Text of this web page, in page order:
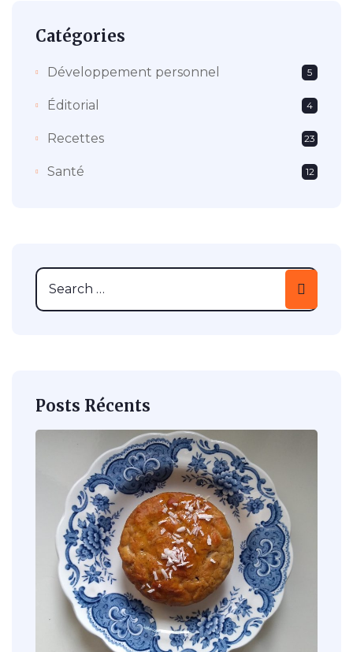
Catégories
Développement personnel 5
Éditorial 4
Recettes 23
Santé 12
Posts Récents